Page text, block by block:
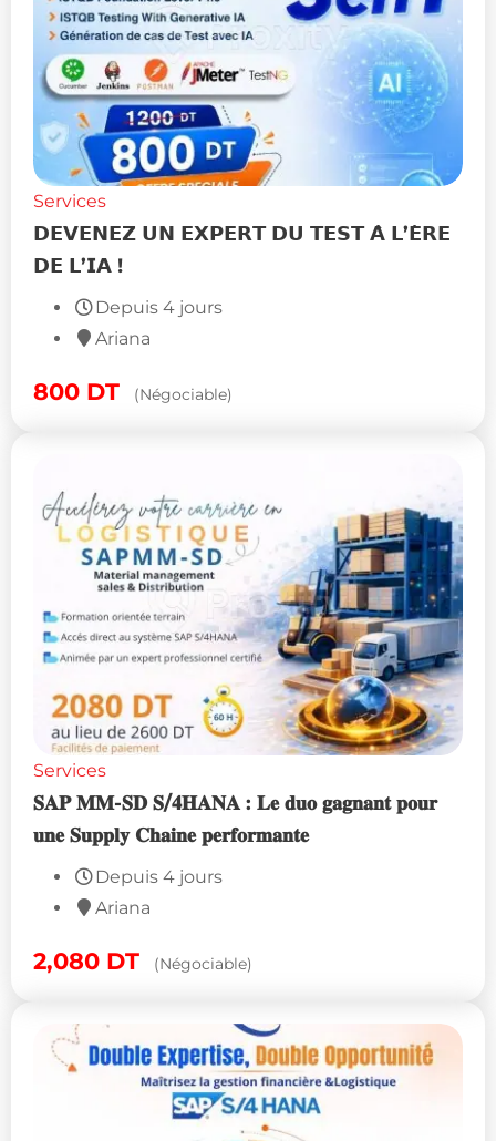
Services
𝗗𝗘𝗩𝗘𝗡𝗘𝗭 𝗨𝗡 𝗘𝗫𝗣𝗘𝗥𝗧 𝗗𝗨 𝗧𝗘𝗦𝗧 𝗔̀ 𝗟’𝗘̀𝗥𝗘
𝗗𝗘 𝗟’𝗜𝗔 !
Depuis 4 jours
Ariana
800 DT (Négociable)
Services
𝐒𝐀𝐏 𝐌𝐌-𝐒𝐃 𝐒/𝟒𝐇𝐀𝐍𝐀 : 𝐋𝐞 𝐝𝐮𝐨 𝐠𝐚𝐠𝐧𝐚𝐧𝐭 𝐩𝐨𝐮𝐫
𝐮𝐧𝐞 𝐒𝐮𝐩𝐩𝐥𝐲 𝐂𝐡𝐚𝐢𝐧𝐞 𝐩𝐞𝐫𝐟𝐨𝐫𝐦𝐚𝐧𝐭𝐞
Depuis 4 jours
Ariana
2,080 DT (Négociable)